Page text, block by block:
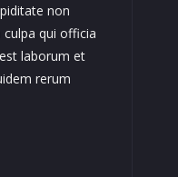
non
qui officia
laborum et
rerum